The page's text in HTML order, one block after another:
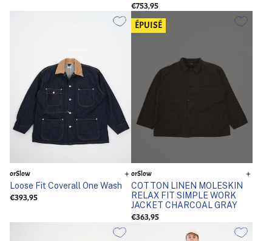
€753,95
orSlow
Loose Fit Coverall One Wash
€393,95
ÉPUISÉ
orSlow
COTTON LINEN MOLESKIN
RELAX FIT SIMPLE WORK
JACKET CHARCOAL GRAY
€363,95